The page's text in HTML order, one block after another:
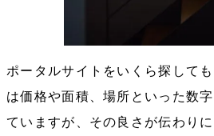
ポータルサイトをいくら探して
は価格や面積、場所といった数
ていますが、その良さが伝わり